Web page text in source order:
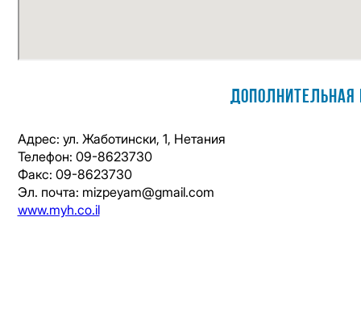
Адрес: ул. Жаботински, 1, Нетания
Телефон: 09-8623730
Факс: 09-8623730
Эл. почта: mizpeyam@gmail.com
www.myh.co.il